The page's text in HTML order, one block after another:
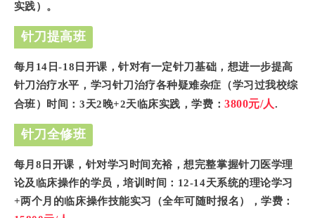
实践）。
针刀提高班
每月14日-18日开课，针对有一定针刀基础，想进一步提高
针刀治疗水平，学习针刀治疗各种疑难杂症（学习过我校综
合班）时间：3天2晚+2天临床实践，学费 ：3800元/人.
针刀全修班
每月8日开课， 针对学习时间充裕，想完整掌握针刀医学理
论及临床操作的学员，培训时间：12-14天系统的理论学习
+两个月的临床操作技能实习（全年可随时报名），学费：